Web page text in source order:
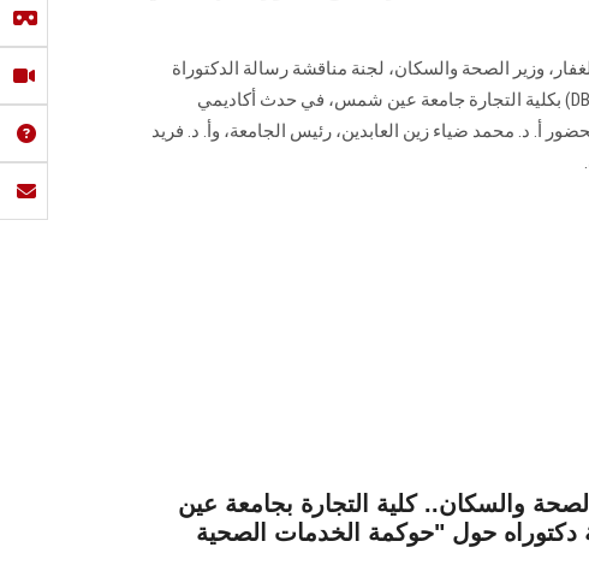
وزير الصحة والسكان، لجنة مناقشة رسالة الدكتوراة
المهنية في إدارة الأعمال (DBA) بكلية التجارة جامعة عين شمس، في حدث أكاديمي
أ. د. محمد ضياء زين العابدين، رئيس الجامعة، وأ. د. فريد
والسكان.. كلية التجارة بجامعة عين
حول "حوكمة الخدمات الصحية